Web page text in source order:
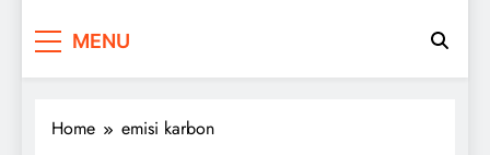
MENU
Home emisi karbon